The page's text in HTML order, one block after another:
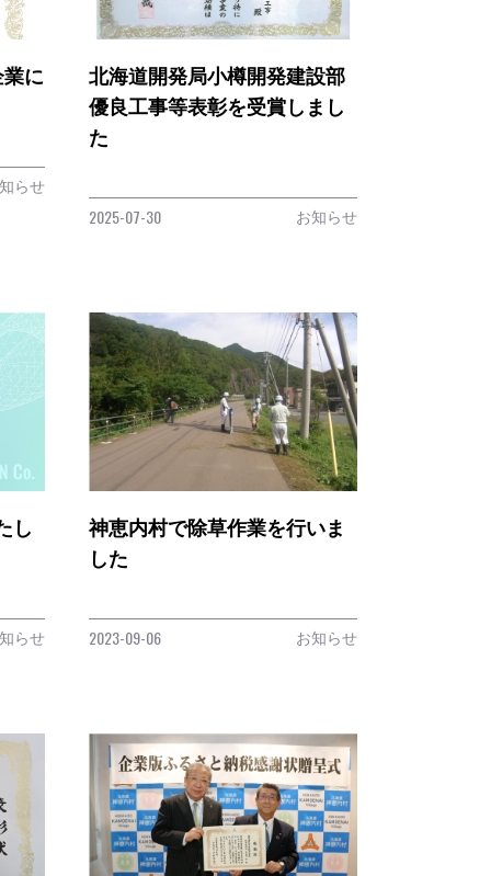
に
らせ
北海道開発局小樽開発建設部
優良工事等表彰を受賞しまし
た
2025-07-30 お知らせ
し
らせ
神恵内村で除草作業を行いま
した
2023-09-06 お知らせ